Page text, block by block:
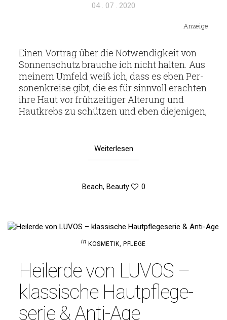
Veröffentlicht
04 . 07 . 2020
Anzeige
Einen Vor­trag über die Not­wen­dig­keit von
Son­nen­schutz brauche ich nicht halten. Aus
meinem Umfeld weiß ich, dass es eben Per­
so­nen­kreise gibt, die es für sinn­voll erachten
ihre Haut vor früh­zei­tiger Alte­rung und
Haut­krebs zu schützen und eben diejenigen,
Weiterlesen
Beach, Beauty 0
in KOSMETIK, PFLEGE
Heil­erde von LUVOS –
klas­si­sche Haut­pfle­ge­
serie & Anti-Age